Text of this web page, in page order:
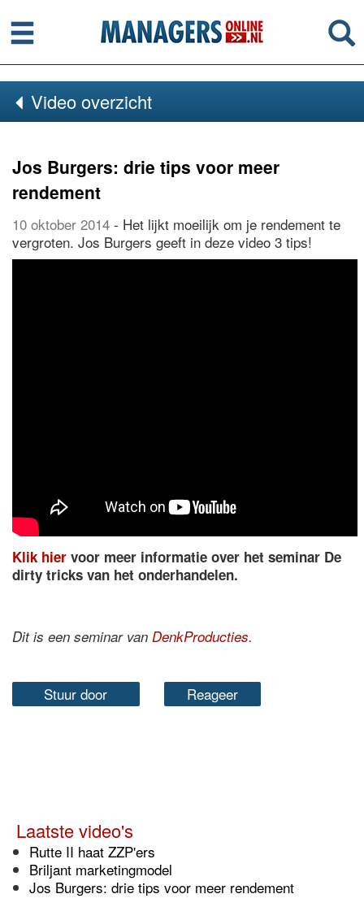
Menu
Video overzicht
Jos Burgers: drie tips voor meer
rendement
10 oktober 2014 - Het lijkt moeilijk om je rendement te
vergroten. Jos Burgers geeft in deze video 3 tips!
Klik hier voor meer informatie over het seminar De
dirty tricks van het onderhandelen.
Dit is een seminar van DenkProducties.
Stuur door Reageer
Laatste video's
Rutte II haat ZZP'ers
Briljant marketingmodel
Jos Burgers: drie tips voor meer rendement